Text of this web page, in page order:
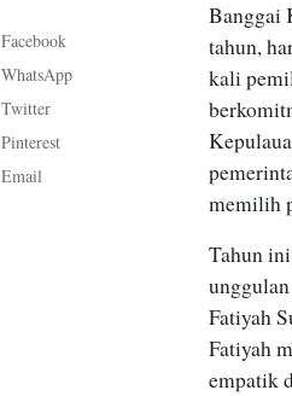
Facebook
WhatsApp
Twitter
Pinterest
Email
Banggai
tahun,
kali
memilih
Tahun
Fatiyah
Fatiyah
empatik